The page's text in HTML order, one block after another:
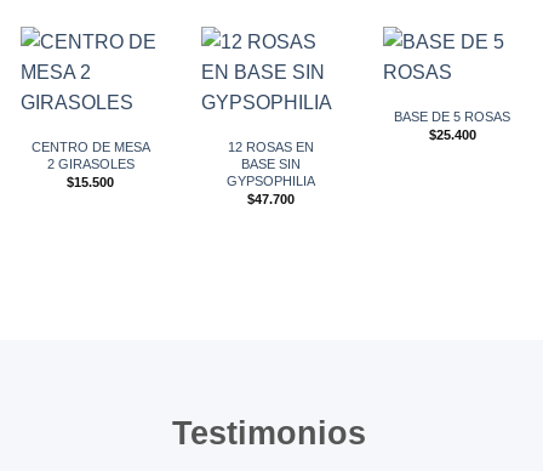
CENTRO DE MESA
2 GIRASOLES
$15.500
12 ROSAS EN
BASE SIN
GYPSOPHILIA
$47.700
BASE DE 5 ROSAS
$25.400
Testimonios